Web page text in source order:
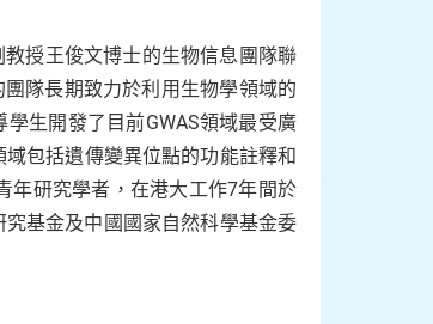
授王俊文博士的生物信息團隊聯
隊長期致力於利用生物學領域的
生開發了目前GWAS領域最受廣
包括遺傳變異位點的功能註釋和
年研究學者，在港大工作7年間於
基金及中國國家自然科學基金委